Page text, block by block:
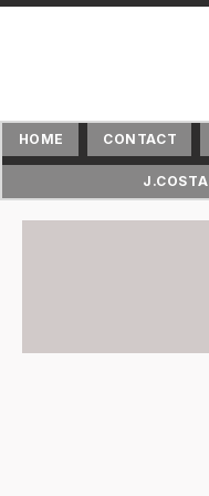
HOME CONTACT
J.COSTA